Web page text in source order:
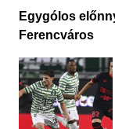
Egygólos
Ferencváros